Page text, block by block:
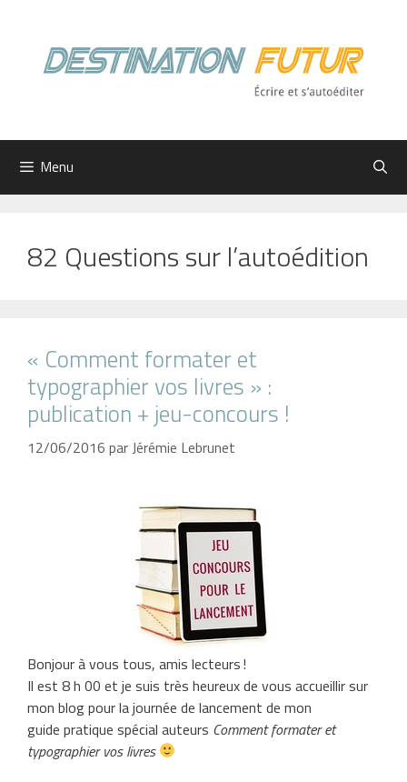
contenu
Menu
82 Questions sur l’autoédition
« Comment formater et
typographier vos livres » :
publication + jeu-concours !
12/06/2016 par Jérémie Lebrunet
Bonjour à vous tous, amis lecteurs !
Il est 8 h 00 et je suis très heureux de vous accueillir sur
mon blog pour la journée de lancement de mon
guide pratique spécial auteurs Comment formater et
typographier vos livres